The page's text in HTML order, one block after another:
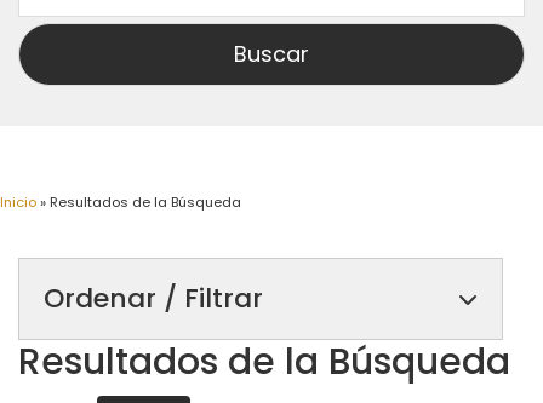
Inicio» Resultados de la Búsqueda
Ordenar / Filtrar
Resultados de la Búsqueda